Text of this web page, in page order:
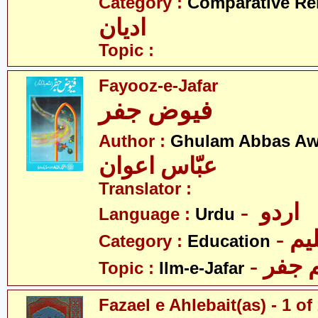
ادیان
Topic :
Fayooz-e-Jafar
Author : Ghulam Abbas
Translator :
Language : Urdu
Category : Education
Topic : Ilm-e-Jafar جفر
Fazael e Ahlebait(as) - 1 of